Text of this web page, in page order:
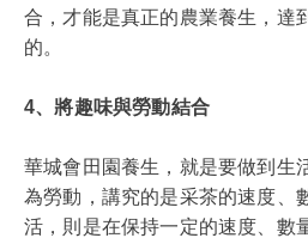
合，才能是真正的農業養生，達
的。
4、將趣味與勞動結合
華城會 田園養生，就是要做到生
為勞動，講究的是采茶的速度、
活，則是在保持一定的速度、數